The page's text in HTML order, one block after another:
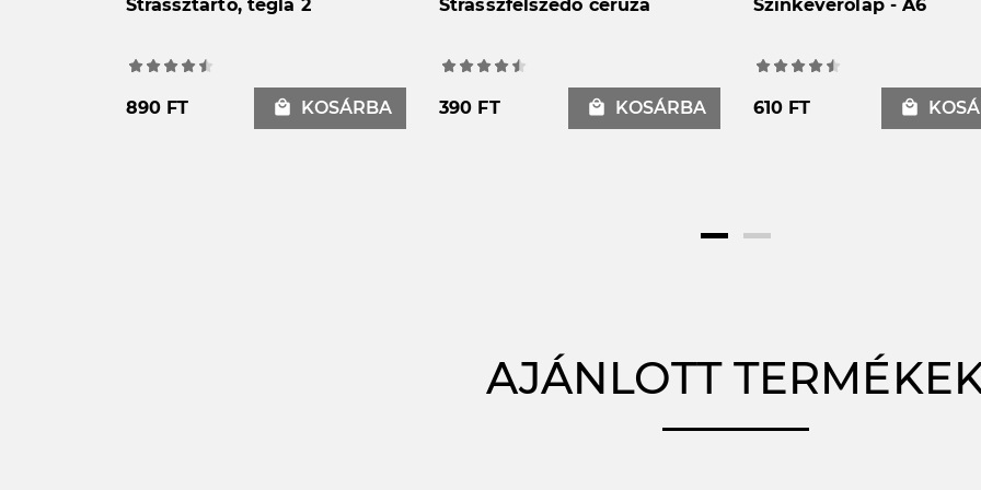
Strassztartó, tégla 2
890 FT local_mall KOSÁRBA
Strasszfelszedő ceruza
390 FT local_mall KOSÁRBA
Színkeverőlap - A6
610 FT local_mall
AJÁNLOTT